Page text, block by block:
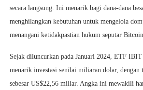
secara langsung. Ini menarik bagi dana-dana
menghilangkan kebutuhan untuk mengelola
menangani ketidakpastian hukum seputar
Sejak diluncurkan pada Januari 2024, ETF
menarik investasi senilai miliaran dolar, dengan
sebesar US$22,56 miliar. Angka ini mewakili